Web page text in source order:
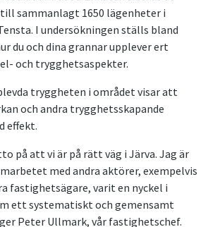
sammanlagt 1650 lägenheter i
I undersökningen ställs bland
du och dina grannar upplever ert
och trygghetsaspekter.
tryggheten i området visar att
och andra trygghetsskapande
effekt.
på att vi är på rätt väg i Järva. Jag är
med andra aktörer, exempelvis
fastighetsägare, varit en nyckel i
ett systematiskt och gemensamt
Peter Ullmark, vår fastighetschef.